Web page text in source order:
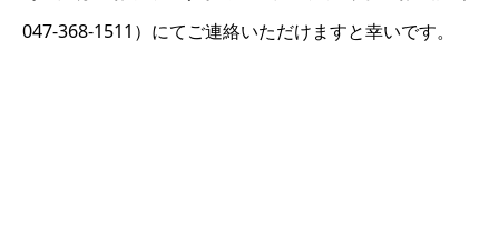
047-368-1511）にてご連絡いただけますと幸いです。